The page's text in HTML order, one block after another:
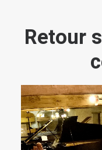
Retour